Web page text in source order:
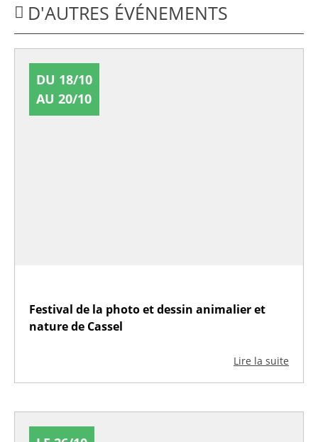
D'AUTRES ÉVÉNEMENTS
DU 18/10
AU 20/10
Festival de la photo et dessin animalier et
nature de Cassel
Lire la suite